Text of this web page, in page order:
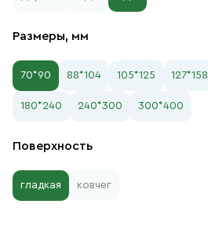
Размеры, мм
70*90 88*104 105*125 127*158
180*240 240*300 300*400
Поверхность
гладкая ковчег